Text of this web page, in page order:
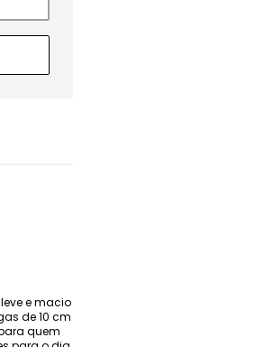
e macio
de 10 cm
quem